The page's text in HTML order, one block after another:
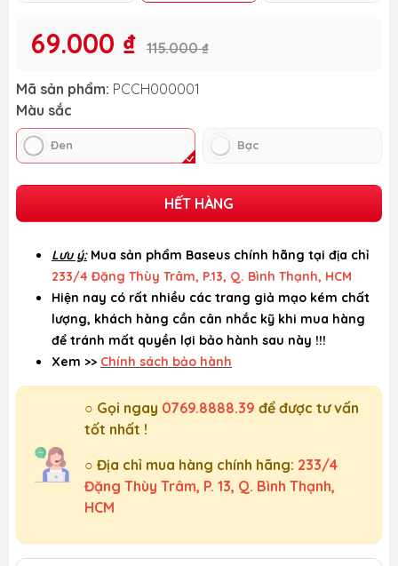
69.000 ₫ 115.000 ₫
Mã sản phẩm: PCCH000001
Màu sắc
Đen Bạc
HẾT HÀNG
Lưu ý: Mua sản phẩm Baseus chính hãng tại địa chỉ
233/4 Đặng Thùy Trâm, P.13, Q. Bình Thạnh, HCM
Hiện nay có rất nhiều các trang giả mạo kém chất
lượng, khách hàng cần cân nhắc kỹ khi mua hàng
để tránh mất quyền lợi bảo hành sau này !!!
Xem >> Chính sách bảo hành
○ Gọi ngay 0769.8888.39 để được tư vấn
tốt nhất !
○ Địa chỉ mua hàng chính hãng: 233/4
Đặng Thùy Trâm, P. 13, Q. Bình Thạnh,
HCM